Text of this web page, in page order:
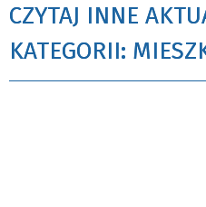
CZYTAJ INNE
KATEGORII: